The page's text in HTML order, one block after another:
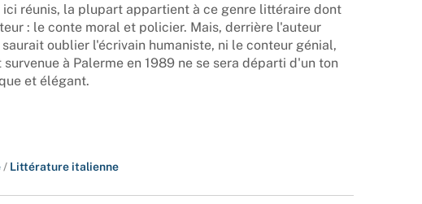
ici réunis, la plupart appartient à ce genre littéraire dont
: le conte moral et policier. Mais, derrière l'auteur
oublier l'écrivain humaniste, ni le conteur génial,
à Palerme en 1989 ne se sera départi d'un ton
et élégant.
/ Littérature italienne